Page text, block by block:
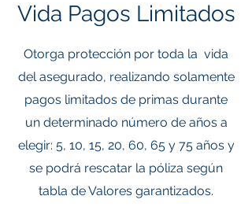
Vida Pagos Limitados
Otorga protección por toda la vida
del asegurado, realizando solamente
pagos limitados de primas durante
un determinado número de años a
elegir: 5, 10, 15, 20, 60, 65 y 75 años y
se podrá rescatar la póliza según
tabla de Valores garantizados.